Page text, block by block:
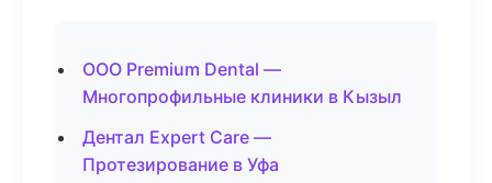
ООО Premium Dental —
Многопрофильные клиники в Кызыл
Дентал Expert Care —
Протезирование в Уфа